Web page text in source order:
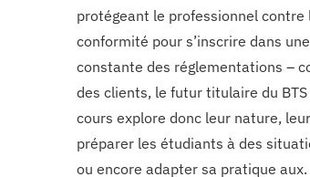
protégeant le professionnel
conformité pour s’inscrire dans
constante des réglementations –
des clients, le futur titulaire du
cours explore donc leur nature,
préparer les étudiants à des
ou encore adapter sa pratique aux.